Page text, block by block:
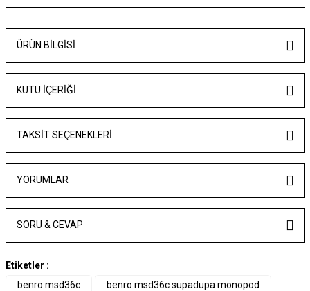
ÜRÜN BILGISI
KUTU İÇERİĞİ
TAKSIT SEÇENEKLERI
YORUMLAR
SORU & CEVAP
Etiketler :
benro msd36c
benro msd36c supadupa monopod